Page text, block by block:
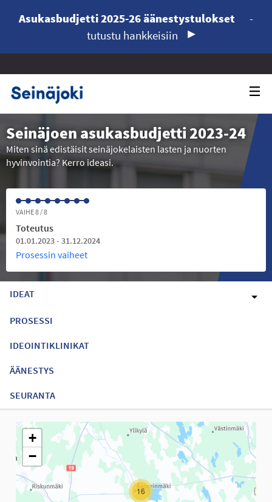
Asukasbudjetti 2025-26 äänestystulokset
-
tutustu hankkeisiin
Seinäjoen asukasbudjetti 2023-24
Miten sinä edistäisit seinäjokelaisten lasten ja nuorten
hyvinvointia? Kerro ideasi.
VAIHE 8 / 8
Toteutus
01.01.2023 - 31.12.2024
Prosessin vaiheet
IDEAT
PROSESSI
IDEOINTIKLINIKAT
ÄÄNESTYS
SEURANTA
Seuraavassa elementissä on kartta, joka esittää tämän sivun
16
+
−